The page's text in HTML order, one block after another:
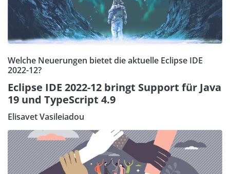
Welche Neuerungen bietet die aktuelle Eclipse IDE
2022-12?
Eclipse IDE 2022-12 bringt Support für Java
19 und TypeScript 4.9
Elisavet Vasileiadou